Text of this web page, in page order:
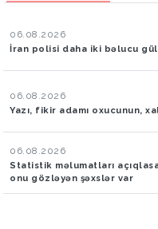
06.08.2026
İran polisi daha iki bəlucu
06.08.2026
Yazı, fikir adamı oxucunun,
06.08.2026
Statistik məlumatları
onu gözləyən şəxslər var